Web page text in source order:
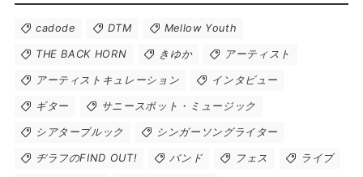
cadode DTM Mellow Youth
THE BACK HORN きゆか アーティスト
アーティストキュレーション インタビュー
ギター サニースポット・ミュージック
シアターブルック シンガーソングライター
ヂラフのFIND OUT! バンド フェス ライブ